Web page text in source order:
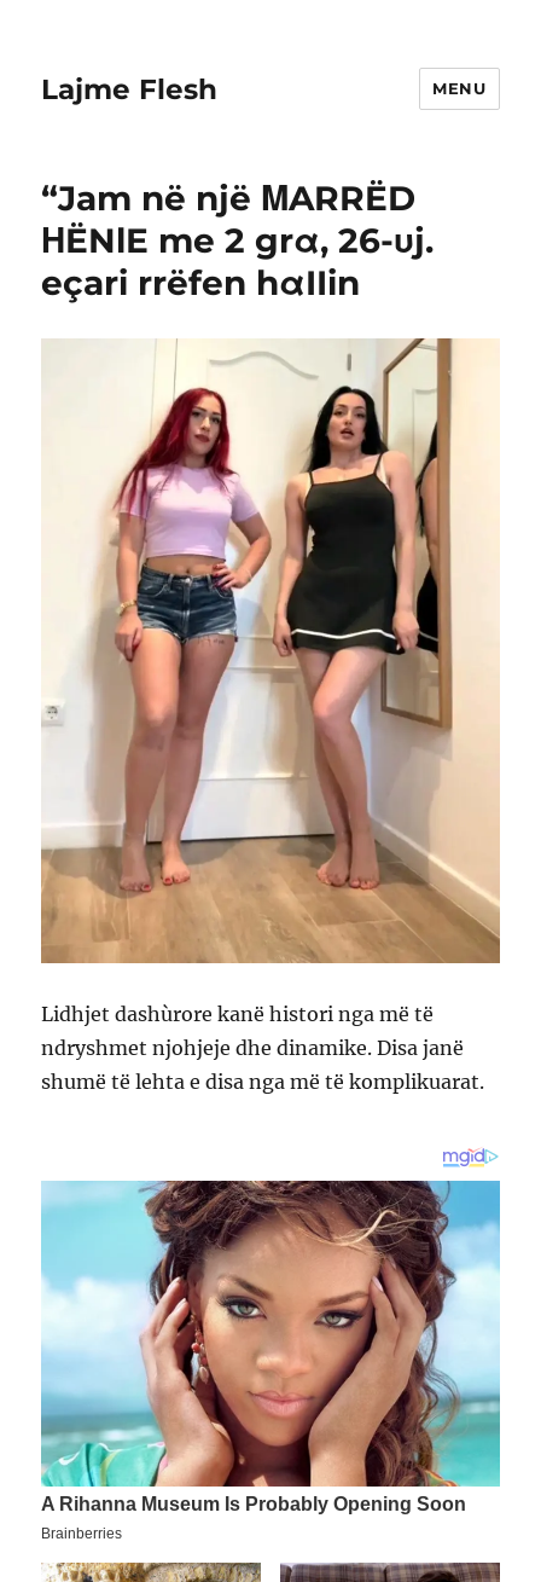
Lajme Flesh MENU
“Jam në një ΜARRËD
ΗËNlE me 2 grα, 26-υj.
eçari rrëfen hαIIin
Lidhjet dashùrore kanë histori nga më të
ndryshmet njohjeje dhe dinamike. Disa janë
shumë të lehta e disa nga më të komplikuarat.